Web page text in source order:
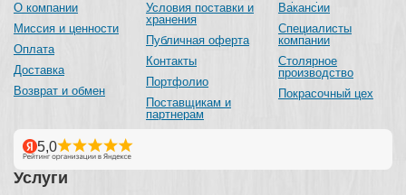
О компании
Миссия и ценности
Оплата
Доставка
Возврат и обмен
Условия поставки и
хранения
Публичная оферта
Контакты
Портфолио
Поставщикам и
партнерам
Вакансии
Специалисты
компании
Столярное
производство
Покрасочный цех
Услуги